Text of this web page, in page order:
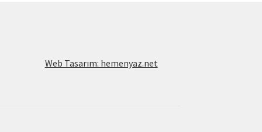
Web Tasarım: hemenyaz.net